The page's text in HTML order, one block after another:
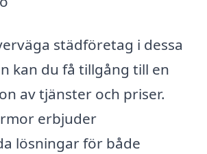
städföretag i dessa
kan du få tillgång till en
av tjänster och priser.
erbjuder
lösningar för både